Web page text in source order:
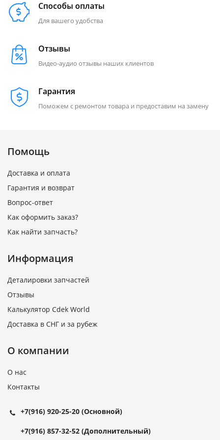
Способы оплаты
Для вашего удобства
Отзывы
Видео-аудио отзывы наших клиентов
Гарантия
Поможем с ремонтом товара и предоставим на замену
Помощь
Доставка и оплата
Гарантия и возврат
Вопрос-ответ
Как оформить заказ?
Как найти запчасть?
Информация
Деталировки запчастей
Отзывы
Калькулятор Cdek World
Доставка в СНГ и за рубеж
О компании
О нас
Контакты
+7(916) 920-25-20 (Основной)
+7(916) 857-32-52 (Дополнительный)